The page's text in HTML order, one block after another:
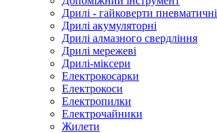
Дрилі - гайковерти пневматичні
Дрилі акумуляторні
Дрилі алмазного свердління
Дрилі мережеві
Дрилі-міксери
Електрокосарки
Електрокоси
Електропилки
Електрочайники
Жилети